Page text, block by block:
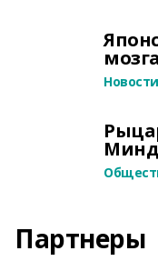
мозга
Новости
Партнеры